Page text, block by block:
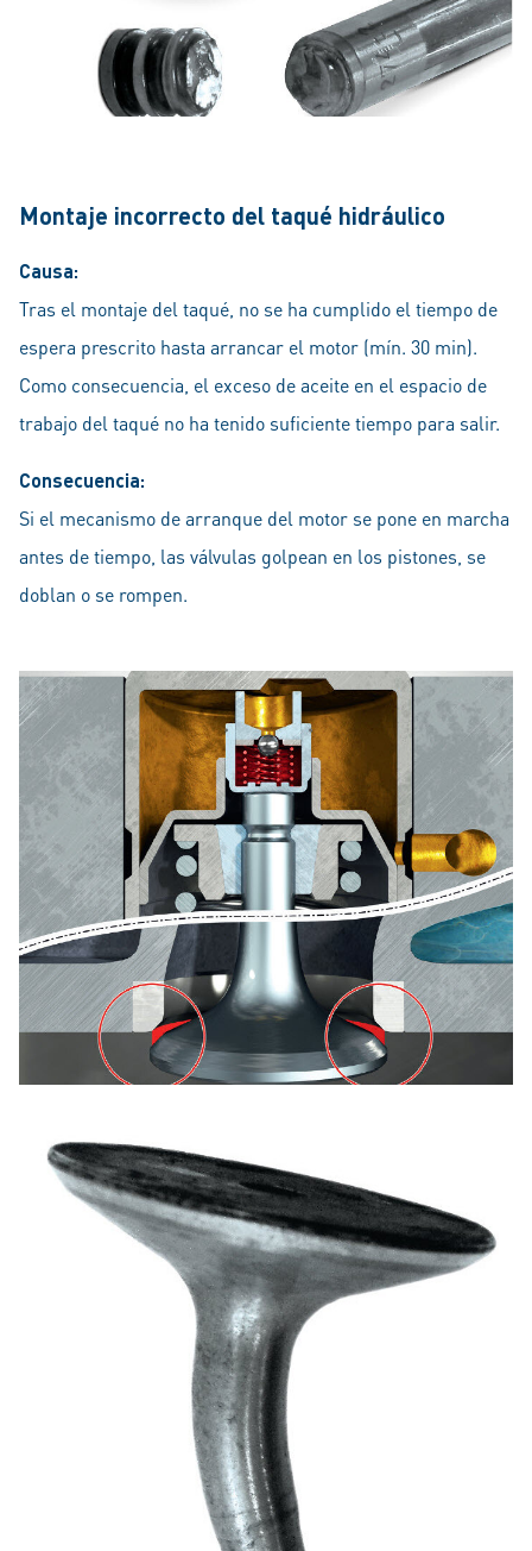
Montaje incorrecto del taqué hidráulico
Causa:
Tras el montaje del taqué, no se ha cumplido el tiempo de
espera prescrito hasta arrancar el motor (mín. 30 min).
Como consecuencia, el exceso de aceite en el espacio de
trabajo del taqué no ha tenido suficiente tiempo para salir.
Consecuencia:
Si el mecanismo de arranque del motor se pone en marcha
antes de tiempo, las válvulas golpean en los pistones, se
doblan o se rompen.